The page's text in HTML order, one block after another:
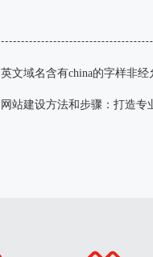
英文域名含有china的字样非
网站建设方法和步骤：打造专